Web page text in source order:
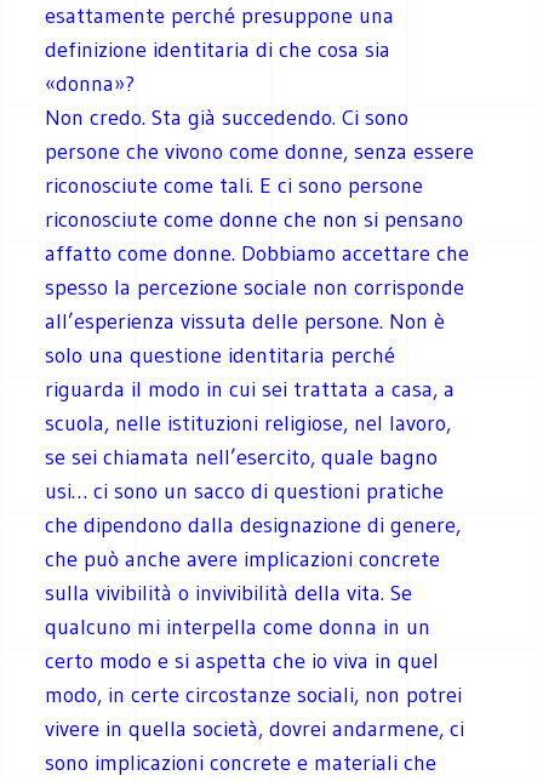
esattamente perché presuppone una
definizione identitaria di che cosa sia
«donna»?
Non credo. Sta già succedendo. Ci sono
persone che vivono come donne, senza essere
riconosciute come tali. E ci sono persone
riconosciute come donne che non si pensano
affatto come donne. Dobbiamo accettare che
spesso la percezione sociale non corrisponde
all’esperienza vissuta delle persone. Non è
solo una questione identitaria perché
riguarda il modo in cui sei trattata a casa, a
scuola, nelle istituzioni religiose, nel lavoro,
se sei chiamata nell’esercito, quale bagno
usi… ci sono un sacco di questioni pratiche
che dipendono dalla designazione di genere,
che può anche avere implicazioni concrete
sulla vivibilità o invivibilità della vita. Se
qualcuno mi interpella come donna in un
certo modo e si aspetta che io viva in quel
modo, in certe circostanze sociali, non potrei
vivere in quella società, dovrei andarmene, ci
sono implicazioni concrete e materiali che